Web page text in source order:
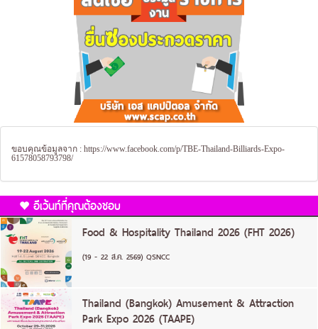
ขอบคุณข้อมูลจาก : https://www.facebook.com/p/TBE-Thailand-Billiards-Expo-
61578058793798/
อีเว้นท์ที่คุณต้องชอบ
Food & Hospitality Thailand 2026 (FHT 2026)
(19 - 22 ส.ค. 2569) QSNCC
Thailand (Bangkok) Amusement & Attraction
Park Expo 2026 (TAAPE)